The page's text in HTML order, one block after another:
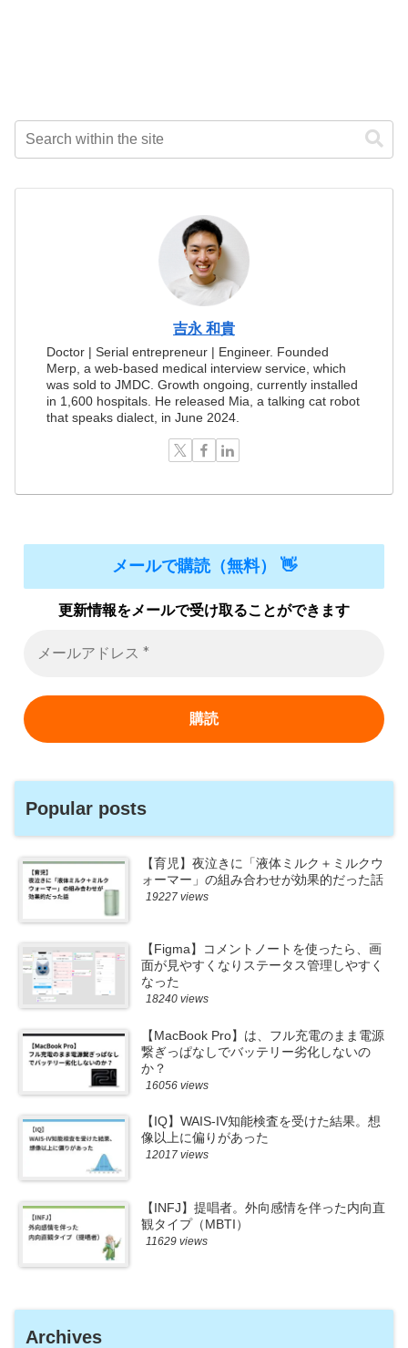
吉永 和貴
Doctor | Serial entrepreneur | Engineer. Founded
Merp, a web-based medical interview service, which
was sold to JMDC. Growth ongoing, currently installed
in 1,600 hospitals. He released Mia, a talking cat robot
that speaks dialect, in June 2024.
メールで購読（無料） 👋
更新情報をメールで受け取ることができます
Popular posts
【育児】夜泣きに「液体ミルク＋ミルクウ
ォーマー」の組み合わせが効果的だった話
19227 views
【Figma】コメントノートを使ったら、画
面が見やすくなりステータス管理しやすく
なった
18240 views
【MacBook Pro】は、フル充電のまま電源
繋ぎっぱなしでバッテリー劣化しないの
か？
16056 views
【IQ】WAIS-IV知能検査を受けた結果。想
像以上に偏りがあった
12017 views
【INFJ】提唱者。外向感情を伴った内向直
観タイプ（MBTI）
11629 views
Archives